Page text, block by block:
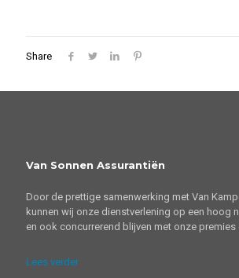
Share
Van Sonnen Assurantiën
Door de prettige samenwerking met Van
kunnen wij onze dienstverlening op een hoog
en ook concurrerend blijven met onze premies
Lees verder